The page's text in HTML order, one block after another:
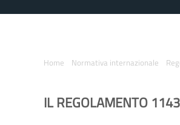
Home Normativa internazionale
IL REGOLAMENTO